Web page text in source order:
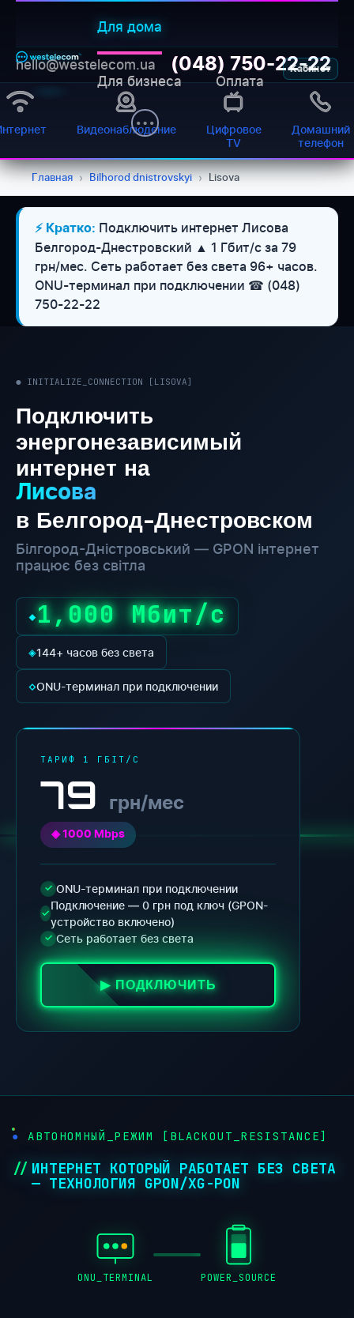
Для дома
Для бизнеса Оплата
Кабинет
hello@westelecom.ua (048) 750-22-22
Видеонаблюдение
Цифровое
TV
Домашний
телефон
Главная › Bilhorod dnistrovskyi › Lisova
⚡ Кратко: Подключить интернет Лисова
Белгород-Днестровский ▲ 1 Гбит/с за 79
грн/мес. Сеть работает без света 96+ часов.
ONU-терминал при подключении ☎ (048)
750-22-22
● INITIALIZE_CONNECTION [LISOVA]
Подключить
энергонезависимый
интернет на
Лисова
в Белгород-Днестровском
Білгород-Дністровський — GPON інтернет
працює без світла
◆1,000 Мбит/с
◈144+ часов без света
◇ONU-терминал при подключении
ТАРИФ 1 ГБІТ/С
79 грн/мес
◈ 1000 Mbps
✓ ONU-терминал при подключении
✓
Подключение — 0 грн под ключ (GPON-
устройство включено)
✓ Сеть работает без света
▶ ПОДКЛЮЧИТЬ
● АВТОНОМНЫЙ_РЕЖИМ [BLACKOUT_RESISTANCE]
ИНТЕРНЕТ КОТОРЫЙ РАБОТАЕТ БЕЗ СВЕТА
— ТЕХНОЛОГИЯ GPON/XG-PON
ONU_TERMINAL POWER_SOURCE